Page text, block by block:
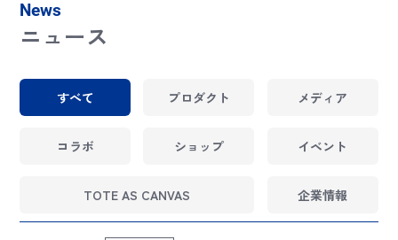
News
ニュース
すべて プロダクト メディア
コラボ ショップ イベント
TOTE AS CANVAS 企業情報